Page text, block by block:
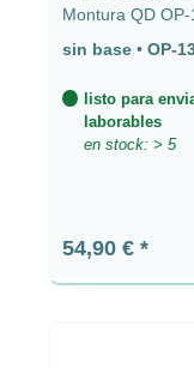
Montura QD
sin base • OP-
listo para
laborables
en stock: > 5
Precio normal:
54,90 €